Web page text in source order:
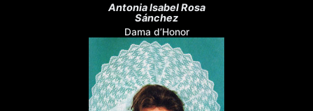
Antonia Isabel Rosa
Sánchez
Dama d’Honor